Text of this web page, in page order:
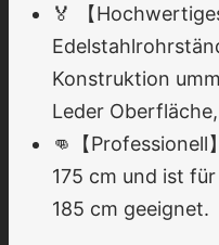
🏅 【
Konstruktion
Leder
👊【Professionell
175 cm und ist
185 cm geeignet.